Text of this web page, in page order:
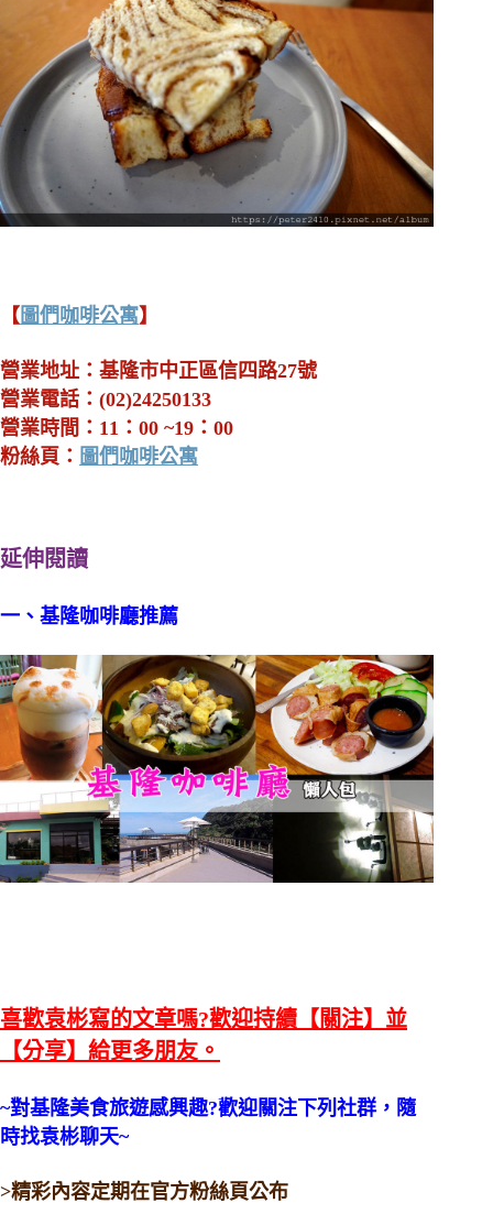
【 圖們咖啡公寓】
營業地址：基隆市中正區信四路27號
營業電話：(02)24250133
營業時間：11：00 ~19：00
粉絲頁： 圖們咖啡公寓
延伸閱讀
一、基隆咖啡廳推薦
喜歡袁彬寫的文章嗎?歡迎持續【關注】並
【分享】給更多朋友。
~對基隆美食旅遊感興趣?歡迎關注下列社群，隨
時找袁彬聊天~
>精彩內容定期在官方粉絲頁公布